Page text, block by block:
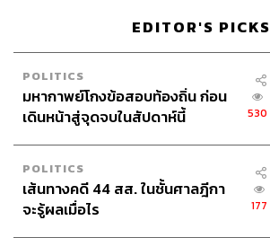
EDITOR'S PICKS
POLITICS
มหากาพย์โกงข้อสอบท้องถิ่น ก่อน
เดินหน้าสู่จุดจบในสัปดาห์นี้
530
POLITICS
เส้นทางคดี 44 สส. ในชั้นศาลฎีกา
จะรู้ผลเมื่อไร
177